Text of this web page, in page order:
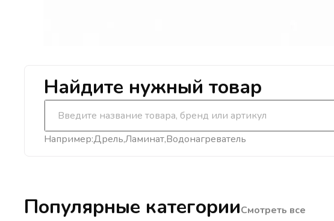
Найдите нужный товар
Например:ДрельЛаминатВодонагреватель
Популярные категорииСмотреть все